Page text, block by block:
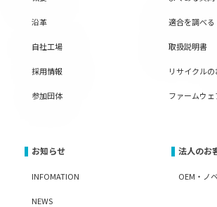
沿革
自社工場
採用情報
参加団体
適合を調べる
取扱説明書
リサイクル
ファームウェ
お知らせ
INFOMATION
NEWS
法人のお
OEM・ノ